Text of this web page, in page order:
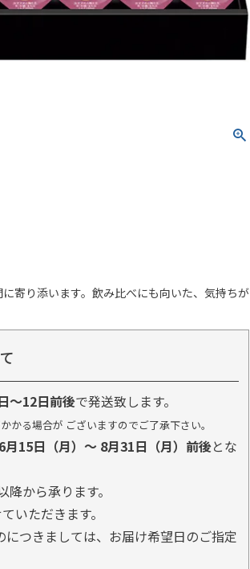
寄り添います。飲み比べにも向いた、気持ちが
～12日前後で発送致します。
る場合が ございますのでご了承下さい。
月15日（月）～ 8月31日（月）前後とな
から承ります。
いただきます。
につきましては、お届け希望日のご指定